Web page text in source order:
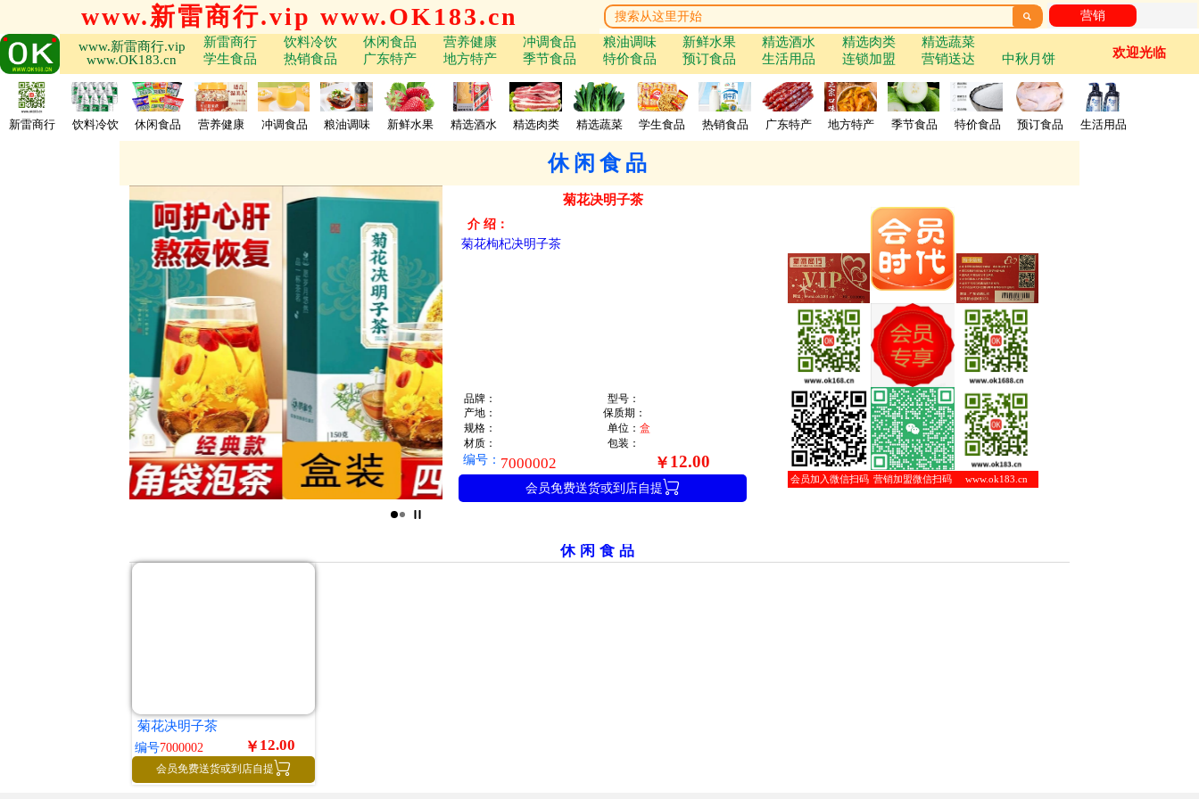
www.新雷商行.vip www.OK183.cn  营销
www.新雷商行.vip
www.OK183.cn
新雷商行 饮料冷饮 休闲食品 营养健康 冲调食品 粮油调味 新鲜水果 精选酒水 精选肉类
精选蔬菜
学生食品
热销食品 广东特产 地方特产 季节食品 特价食品 预订食品 生活用品 连锁加盟 营销送达 中秋月饼 欢迎光临
新雷商行 饮料冷饮 休闲食品 营养健康 冲调食品 粮油调味 新鲜水果 精选酒水 精选肉类 精选蔬菜 学生食品 热销食品 广东特产 地方特产 季节食品 特价食品 预订食品 生活用品
休闲食品
菊花决明子茶
介 绍：
菊花枸杞决明子茶
品牌：
型号：
产地：
保质期：
规格：
单位：盒
材质：
包装：
编号： 7000002 ￥ 12.00
会员免费送货或到店自提
会员加入微信扫码 营销加盟微信扫码 www.ok183.cn
休闲食品
菊花决明子茶
编号7000002 ￥ 12.00
会员免费送货或到店自提 